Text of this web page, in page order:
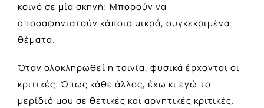
κοινό σε μία σκηνή; Μπορούν να
αποσαφηνιστούν κάποια μικρά, συγκεκριμένα
θέματα.
Όταν ολοκληρωθεί η ταινία, φυσικά έρχονται οι
κριτικές. Όπως κάθε άλλος, έχω κι εγώ το
μερίδιό μου σε θετικές και αρνητικές κριτικές.